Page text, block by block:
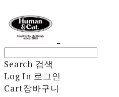
Search 검색
Log In 로그인
Cart장바구니